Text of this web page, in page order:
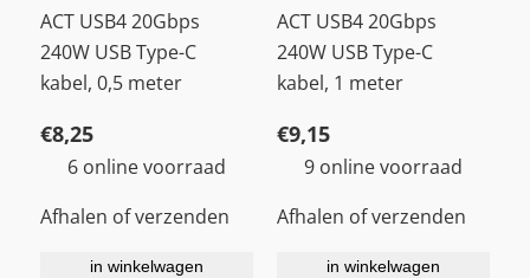
ACT USB4 20Gbps
240W USB Type-C
kabel, 0,5 meter
€8,25
6 online voorraad
Afhalen of verzenden
in winkelwagen
ACT USB4 20Gbps
240W USB Type-C
kabel, 1 meter
€9,15
9 online voorraad
Afhalen of verzenden
in winkelwagen